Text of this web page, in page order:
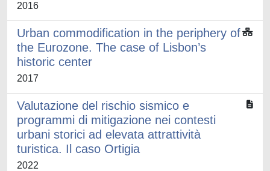
2016
Urban commodification in the periphery of
the Eurozone. The case of Lisbon’s
historic center
2017
Valutazione del rischio sismico e
programmi di mitigazione nei contesti
urbani storici ad elevata attrattività
turistica. Il caso Ortigia
2022